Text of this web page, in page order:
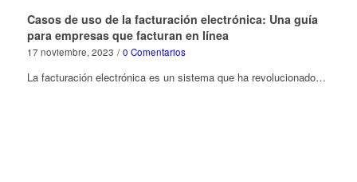
Casos de uso de la facturación electrónica: Una guía
para empresas que facturan en línea
17 noviembre, 2023 / 0 Comentarios
La facturación electrónica es un sistema que ha revolucionado…